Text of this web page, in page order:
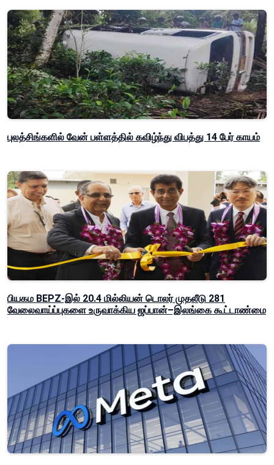
புலத்சிங்களில் வேன் பள்ளத்தில் கவிழ்ந்து விபத்து 14 பேர் காயம்
பியகம BEPZ-இல் 20.4 மில்லியன் டொலர் முதலீடு 281
வேலைவாய்ப்புகளை உருவாக்கிய ஜப்பான்–இலங்கை கூட்டாண்மை